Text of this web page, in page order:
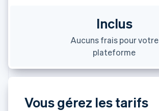
Constitution d'une entreprise
Élimination du carbone
Vérification de l'identité
Écosystème
Stripe App Marketplace
Inclus
Aucuns frais pour votre
plateforme
Vous gérez les tarifs